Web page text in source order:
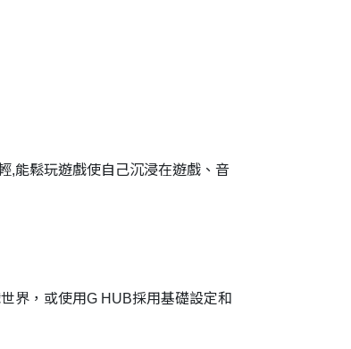
,能鬆玩遊戲使自己沉浸在遊戲、音
界，或使用G HUB採用基礎設定和